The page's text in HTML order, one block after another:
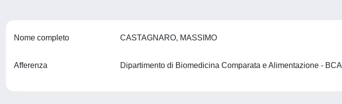
Nome completo CASTAGNARO, MASSIMO
Afferenza Dipartimento di Biomedicina Comparata e Alimentazione - BCA